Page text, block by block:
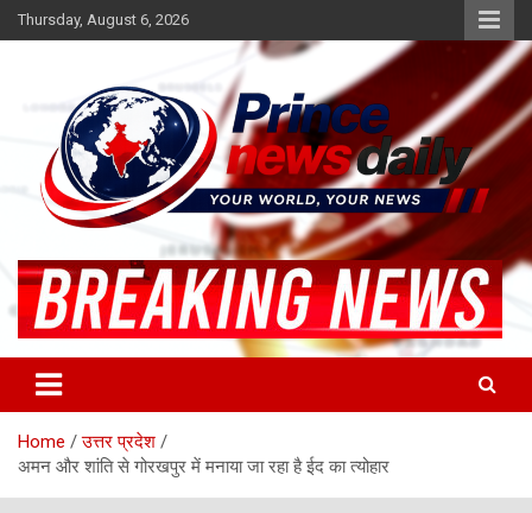
Skip
to
Thursday, August 6, 2026
Princenews Daily
Home
उत्तर प्रदेश
अमन और शांति से गोरखपुर में मनाया जा रहा है ईद का त्योहार